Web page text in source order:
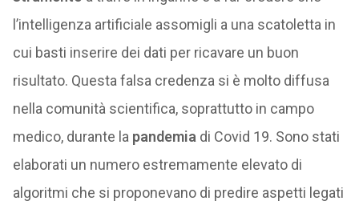
l’intelligenza artificiale assomigli a una scatoletta in
cui basti inserire dei dati per ricavare un buon
risultato. Questa falsa credenza si è molto diffusa
nella comunità scientifica, soprattutto in campo
medico, durante la pandemia di Covid 19. Sono stati
elaborati un numero estremamente elevato di
algoritmi che si proponevano di predire aspetti legati